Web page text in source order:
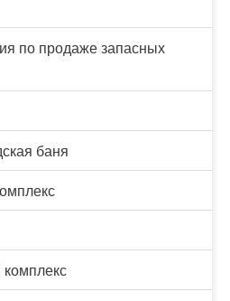
по продаже запасных
баня